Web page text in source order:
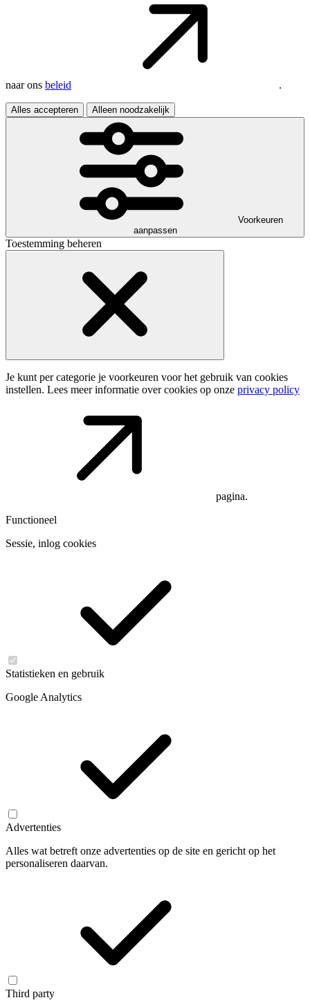
naar ons beleid .
Alles accepteren Alleen noodzakelijk
Voorkeuren
aanpassen
Toestemming beheren
Je kunt per categorie je voorkeuren voor het gebruik van cookies
instellen. Lees meer informatie over cookies op onze privacy policy
pagina.
Functioneel
Sessie, inlog cookies
Statistieken en gebruik
Google Analytics
Advertenties
Alles wat betreft onze advertenties op de site en gericht op het
personaliseren daarvan.
Third party